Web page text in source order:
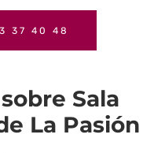
37 40 48
Sala
La Pasión